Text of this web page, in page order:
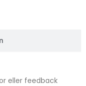
eller feedback